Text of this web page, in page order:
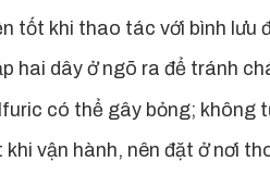
tốt khi thao tác với bình lưu
hai dây ở ngõ ra để tránh
có thể gây bỏng; không
vận hành, nên đặt ở nơi